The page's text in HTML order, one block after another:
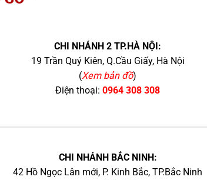
CHI NHÁNH 2 TP.HÀ NỘI:
19 Trần Quý Kiên, Q.Cầu Giấy, Hà Nội
(Xem bản đồ)
Điện thoại: 0964 308 308
CHI NHÁNH BẮC NINH:
42 Hồ Ngọc Lân mới, P. Kinh Bắc, TP.Bắc Ninh